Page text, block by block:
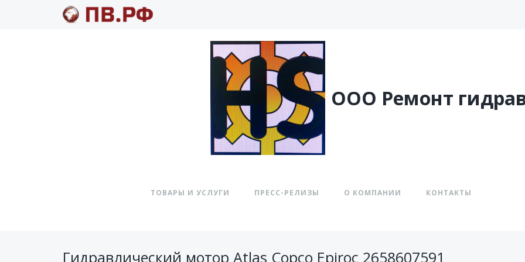
ООО Ремонт
ТОВАРЫ И УСЛУГИ ПРЕСС-РЕЛИЗЫ О КОМПАНИИ КОНТАКТЫ
Гидравлический мотор Atlas Copco Epiroc 2658607591